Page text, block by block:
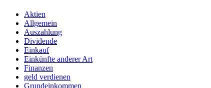
Aktien
Allgemein
Auszahlung
Dividende
Einkauf
Einkünfte anderer Art
Finanzen
geld verdienen
Grundeinkommen